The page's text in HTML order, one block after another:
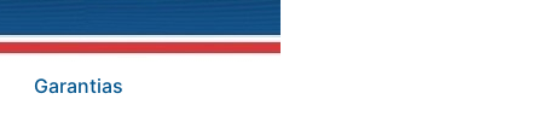
Garantias